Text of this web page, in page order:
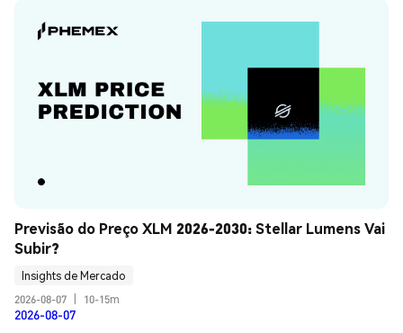
Previsão do Preço XLM 2026-2030: Stellar Lumens Vai
Subir?
Insights de Mercado
2026-08-07
10-15m
2026-08-07